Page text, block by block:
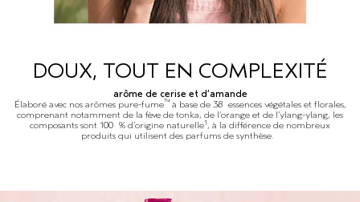
DOUX, TOUT EN COMPLEXITÉ
arôme de cerise et d’amande
Élaboré avec nos arômes pure-fume™à base de 38 essences végétales et florales,
comprenant notamment de la fève de tonka, de l’orange et de l’ylang-ylang, les
composants sont 100 % d’origine naturelle1 , à la différence de nombreux
produits qui utilisent des parfums de synthèse.